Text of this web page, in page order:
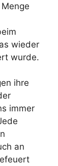
wieder
wurde.
ihre
immer
an